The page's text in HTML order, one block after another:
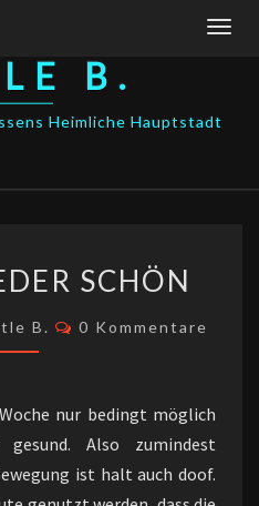
B.
Heimliche Hauptstadt
WIEDERSCHÖN
B. Kommentare
0 Kommentare
nur bedingt möglich
Also zumindest
ist halt auch doof.